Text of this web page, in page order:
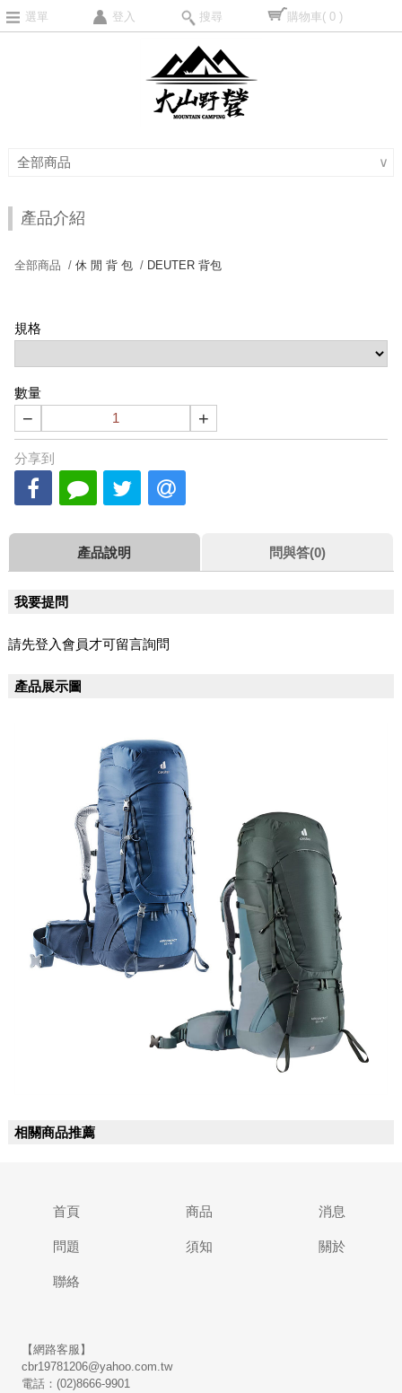
選單 登入 搜尋 購物車( 0 )
全部商品 ∨
產品介紹
全部商品 /休 閒 背 包 / DEUTER 背包
規格
數量
− +
分享到
產品說明 問與答(0)
我要提問
請先登入會員才可留言詢問
產品展示圖
相關商品推薦
首頁 商品 消息
問題 須知 關於
聯絡
【網路客服】
cbr19781206@yahoo.com.tw
電話：(02)8666-9901